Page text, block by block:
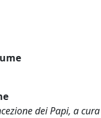
dei Papi, a